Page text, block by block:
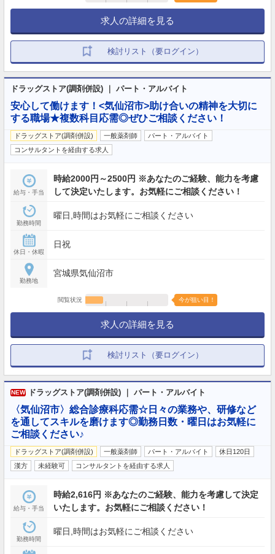
求人の詳細を見る
検討リスト（要ログイン）
ドラッグストア(調剤併設) ｜ パート・アルバイト
安心して働けます！<気仙沼市>助け合いの精神を大切に
する職場★複数科目応需◎ぜひご相談ください！
ドラッグストア(調剤併設) 一般薬剤師
パート・アルバイト
コンサルタントを経由する求人
給与・手当
時給2000円～2500円 ※あなたのご経験、能力を考慮
して決定いたします。お気軽にご相談ください！
勤務時間
曜日,時間はお気軽にご相談ください
休日・休暇
日祝
勤務地
宮城県気仙沼市
閲覧状況 今が狙い目！
求人の詳細を見る
検討リスト（要ログイン）
NEW ドラッグストア(調剤併設) ｜ パート・アルバイト
〈気仙沼市〉総合診療科応需☆日々の業務や、研修など
を通してスキルを磨けます◎勤務日数・曜日はお気軽に
ご相談ください♪
ドラッグストア(調剤併設) 一般薬剤師 パート・アルバイト
休日120日
漢方
未経験可 コンサルタントを経由する求人
給与・手当
時給2,616円 ※あなたのご経験、能力を考慮して決定
いたします。お気軽にご相談ください！
勤務時間
曜日,時間はお気軽にご相談ください